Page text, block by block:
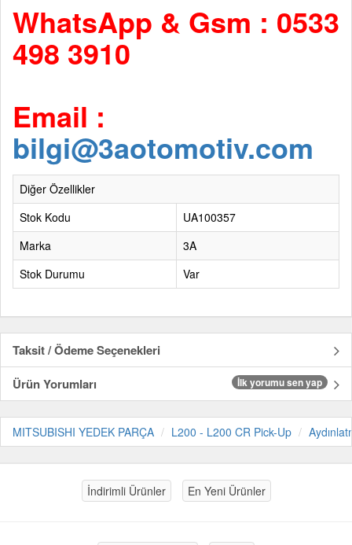
WhatsApp & Gsm : 0533
498 3910
Email :
bilgi@3aotomotiv.com
Diğer Özellikler
Stok Kodu
UA100357
Marka
3A
Stok Durumu
Var
Taksit / Ödeme Seçenekleri
Ürün Yorumları
İlk yorumu sen yap
MITSUBISHI YEDEK PARÇA L200 - L200 CR Pick-Up
İndirimli Ürünler En Yeni Ürünler